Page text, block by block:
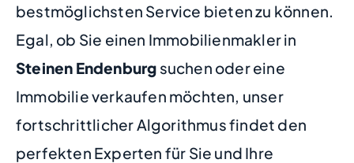
bestmöglichsten Service bieten zu können.
Egal, ob Sie einen Immobilienmakler in
Steinen Endenburg suchen oder eine
Immobilie verkaufen möchten, unser
fortschrittlicher Algorithmus findet den
perfekten Experten für Sie und Ihre